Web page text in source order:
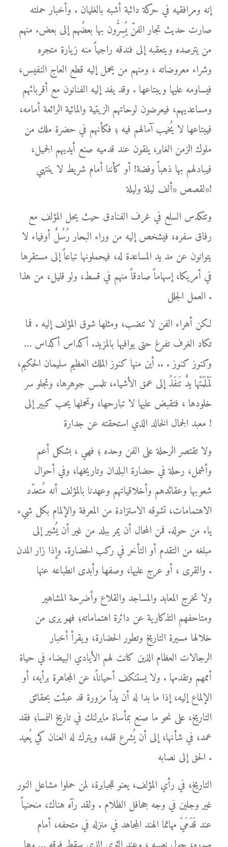
إنه ومرافقيه في حركة دائبة أشبه بالغليان . وأخبار حملته
صارت حديث تجار الفنّ يُسِرُّون بها بعضُهم إلى بعض. منهم
من يترصده ويتعقبه إلى فندقه راجياً منه زيارة متجره
وشراء معروضاته ، ومنهم من يحمل إليه قطع العاج النفيس،
فيساومه عليها ويبتاعها . وقد يفد إليه الفنانون مع أقربائهم
ومساعديهم، فيعرضون لوحاتهم الزيتية والمائية الرائعة أمامه،
فيبتاعها لا يُخيب آمالهم فيه ؛ فكأنهم في حضرة ملك من
ملوك الزمن الغابر، يلقون عند قدميه صنع أيديهم الجميل،
فيبادلهم بها ذهباً وفضة! أو كأننا أمام شريط لا ينتهي
لقصص «ألف ليلة وليلة»!
وتتكدس السلع في غرف الفنادق حيث يحل المؤلف مع
رفاق سفره، فيشخص إليه من وراء البحار رُسُلٌ أوفياء لا
يتوانون عن مد يد المساعدة له، فيحملونها تباعاً إلى مستقرها
في أمريكا، إسهاماً صادقاً منهم في قسط، ولو قليل، من هذا
العمل الجلل .
لكن أهراء الفن لا تنضب، ومثلها شوق المؤلف إليه . فما
تكاد الغرف تفرغ حتى يوافيها بالمزيد. أكداس أكداس …
وكنوز كنوز . .. أين منها كنوز الملك العظيم سليمان الحكيم،
لَمْلَمَتْها يدٌ تَنفَذُ إلى عمق الأشياء، تلمس جوهرها، وتجلو سر
خلودها ، فتقبض عليها لا تبارحها، وتحملها يحب كبير إلى
معبد الجمال الخالد الذي استحقته عن جدارة !
ولا تقتصر الرحلة على الفن وحده ؛ فهي ، بشكل أعم
وأشمل، رحلة في حضارة البلدان وتاريخها، وفي أحوال
شعوبها وعقائدهم وأخلاقياتهم وعهدنا بالمؤلف أنه مُتعدّد
الاهتمامات، تشوقه الاستزادة من المعرفة والإلمام بكل شيء
ياء من حوله. فمن المحال أن يمر ببلد من غير أن يُشير إلى
مبلغه من التقدم أو التأخر في ركب الحضارة. وإذا زار المدن
والقرى ، أو عرج عليها، وصفها وأبدى انطباعه عنها .
ولا تخرج المعابد والمساجد والقلاع وأضرحة المشاهير
ومتاحفهم التذكارية عن دائرة اهتماماته؛ فهو يرى من
خلالها مسيرة التاريخ وتطور الحضارة، ويقرأ أخبار
الرجالات العظام الذين كانت لهم الأيادي البيضاء في حياة
أممهم وتقدمها . ولا يستنكف أحياناً، عن المجاهرة برأيه، أو
الإلماع إليه، إذا ما بدا له أن يداً مزورة قد عبثت بحقائق
التاريخ، على نحو ما صنع بمأساة مايرلنك في تاريخ النمسا؛ فقد
عمد، في شأنها، إلى أن يُشرع قلمه، ويترك له العنان كي يُعيد
الحق إلى نصابه .
التاريخ، في رأي المؤلف، يعنو للجبابرة، لمن حملوا مشاعل النور
غير وجلين في وجه جحافل الظلام . ولقد رآه هناك، منحنياً
عند قَدَمَيْ مهاتما الهند المجاهد في منزله في متحفه، أمام